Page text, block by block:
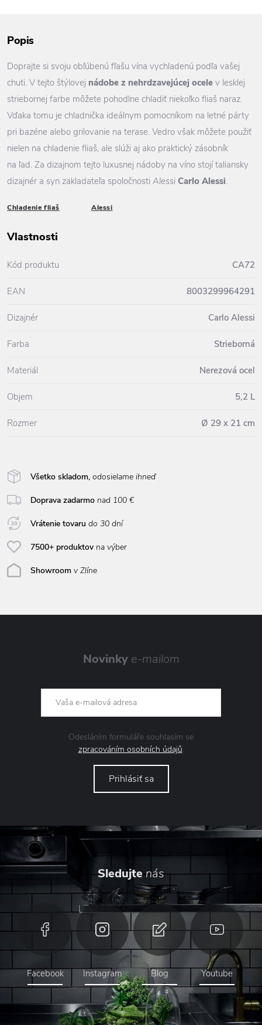
Všetko skladom, odosielame ihneď
Doprava zadarmo nad 100 €
Vrátenie tovaru do 30 dní
7500+ produktov na výber
Showroom v Zlíne
Popis
Doprajte si svoju obľúbenú fľašu vína vychladenú podľa vašej
chuti. V tejto štýlovej nádobe z nehrdzavejúcej ocele v lesklej
striebornej farbe môžete pohodlne chladiť niekoľko fliaš naraz.
Vďaka tomu je chladnička ideálnym pomocníkom na letné párty
pri bazéne alebo grilovanie na terase. Vedro však môžete použiť
nielen na chladenie fliaš, ale slúži aj ako praktický zásobník
na ľad. Za dizajnom tejto luxusnej nádoby na víno stojí taliansky
dizajnér a syn zakladateľa spoločnosti Alessi Carlo Alessi.
Chladenie fliaš Alessi
Vlastnosti
Kód produktu CA72
EAN 8003299964291
Dizajnér Carlo Alessi
Farba Strieborná
Materiál Nerezová ocel
Objem 5,2 L
Rozmer Ø 29 x 21 cm
Novinky e-mailom
Odesláním formuláře souhlasím se
zpracováním osobních údajů.
Prihlásiť sa
Sledujtenás
Facebook Instagram Blog Youtube